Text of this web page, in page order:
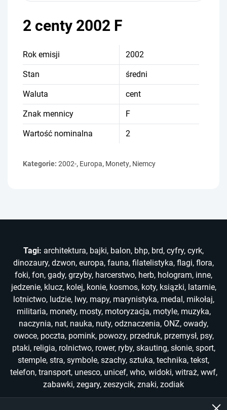
2 centy 2002 F
Rok emisji 2002
Stan średni
Waluta cent
Znak mennicy F
Wartość nominalna 2
Kategorie: 2002-, Europa, Monety, Niemcy
Tagi: architektura, bajki, balon, bhp, brd, cyfry, cyrk,
dinozaury, dzwon, europa, fauna, filatelistyka, flagi, flora,
foki, fon, gady, grzyby, harcerstwo, herb, hologram, inne,
jedzenie, klucz, kolej, konie, kosmos, koty, ksiązki, latarnie,
lotnictwo, ludzie, lwy, mapy, marynistyka, medal , mikołaj,
militaria, monety, mosty, motoryzacja, motyle, muzyka,
naczynia, nat, nauka, nuty, odznaczenia, ONZ, owady,
owoce, poczta, pomink, powozy, przedruk, przemysł, psy,
ptaki, religia, rolnictwo, rower, ryby, skauting, słonie, sport,
stemple, stra, symbole, szachy, sztuka, technika, tekst,
telefon, transport, unesco, unicef, who, widoki, witraż, wwf,
zabawki, zegary, zeszycik, znaki, zodiak